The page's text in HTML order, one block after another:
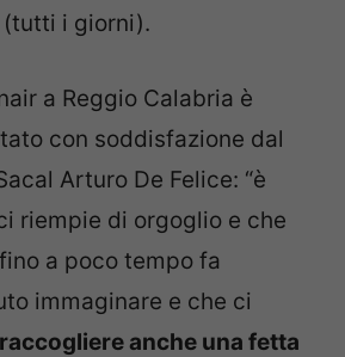
(tutti i giorni).
a Reggio Calabria è
con soddisfazione dal
Arturo De Felice: “è
riempie di orgoglio e che
a poco tempo fa
immaginare e che ci
raccogliere anche una fetta